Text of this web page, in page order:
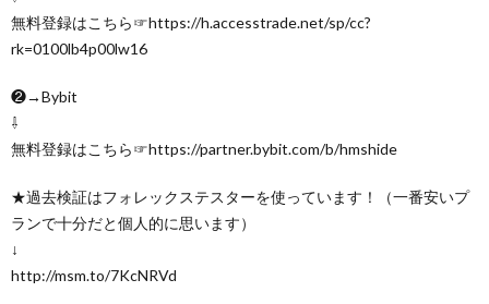
無料登録はこちら☞https://h.accesstrade.net/sp/cc?
rk=0100lb4p00lw16
❷→Bybit
⇩
無料登録はこちら☞https://partner.bybit.com/b/hmshide
★過去検証はフォレックステスターを使っています！（一番安いプ
ランで十分だと個人的に思います）
↓
http://msm.to/7KcNRVd